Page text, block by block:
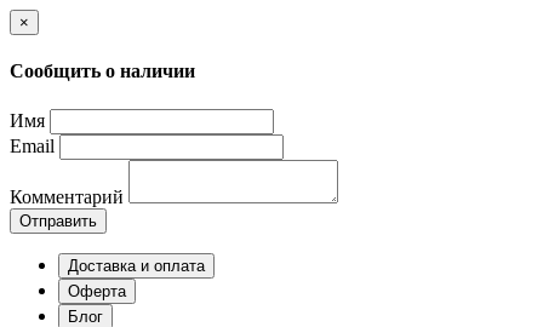
×
Сообщить о наличии
Имя
Email
Комментарий
Отправить
Доставка и оплата
Оферта
Блог